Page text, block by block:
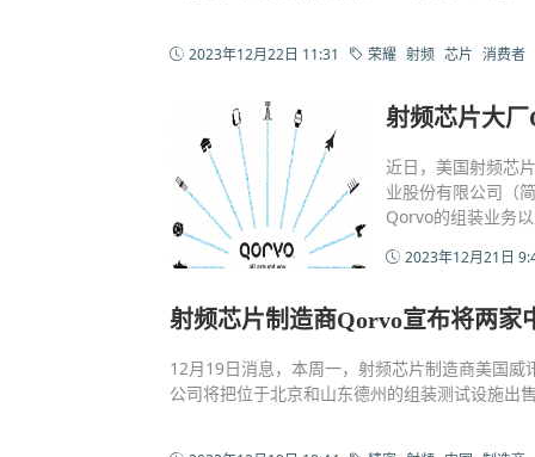
2023年12月22日 11:31 荣耀 射频 芯片 消费者
射频芯片大
近日，美国射频芯
业股份有限公司（
Qorvo的组装业务
2023年12月21日
射频芯片制造商Qorvo宣布将两家
12月19日消息，本周一，射频芯片制造商美国
公司将把位于北京和山东德州的组装测试设施出